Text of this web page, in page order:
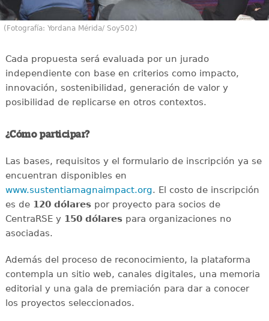
(Fotografía: Yordana Mérida/ Soy502)
Cada propuesta será evaluada por un jurado
independiente con base en criterios como impacto,
innovación, sostenibilidad, generación de valor y
posibilidad de replicarse en otros contextos.
¿Cómo participar?
Las bases, requisitos y el formulario de inscripción ya se
encuentran disponibles en
www.sustentiamagnaimpact.org. El costo de inscripción
es de 120 dólarespor proyecto para socios de
CentraRSE y 150 dólarespara organizaciones no
asociadas.
Además del proceso de reconocimiento, la plataforma
contempla un sitio web, canales digitales, una memoria
editorial y una gala de premiación para dar a conocer
los proyectos seleccionados.